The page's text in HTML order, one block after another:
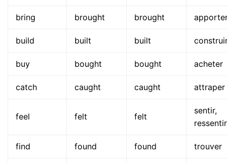
bring brought brought
build built built
buy bought bought acheter
catch caught caught attraper
feel felt felt
sentir,
ressentir
find found found trouver